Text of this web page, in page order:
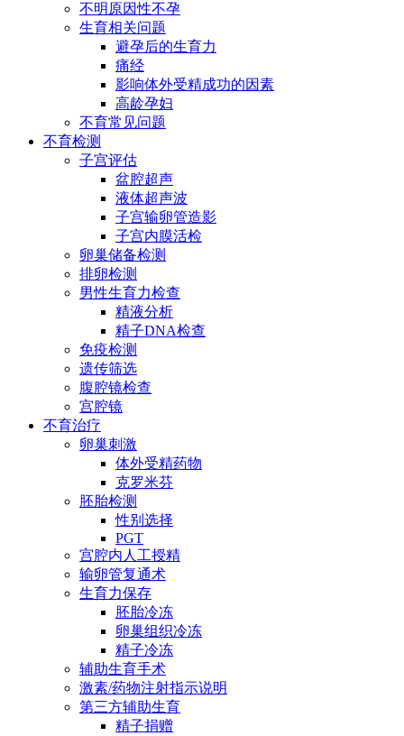
不明原因性不孕
生育相关问题
避孕后的生育力
痛经
影响体外受精成功的因素
高龄孕妇
不育常见问题
不育检测
子宫评估
盆腔超声
液体超声波
子宫输卵管造影
子宫内膜活检
卵巢储备检测
排卵检测
男性生育力检查
精液分析
精子DNA检查
免疫检测
遗传筛选
腹腔镜检查
宫腔镜
不育治疗
卵巢刺激
体外受精药物
克罗米芬
胚胎检测
性别选择
PGT
宫腔内人工授精
输卵管复通术
生育力保存
胚胎冷冻
卵巢组织冷冻
精子冷冻
辅助生育手术
激素/药物注射指示说明
第三方辅助生育
精子捐赠